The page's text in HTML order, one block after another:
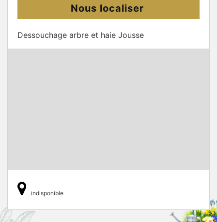
Nous localiser
Dessouchage arbre et haie Jousse
indisponible